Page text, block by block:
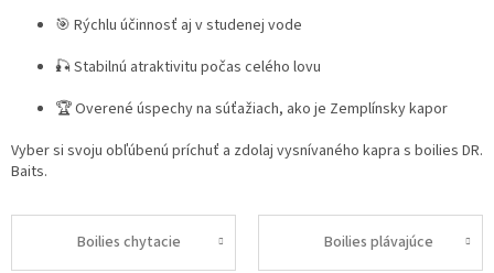
🎯 Rýchlu účinnosť aj v studenej vode
🎣 Stabilnú atraktivitu počas celého lovu
🏆 Overené úspechy na súťažiach, ako je Zemplínsky kapor
Vyber si svoju obľúbenú príchuť a zdolaj vysnívaného kapra s boilies DR.
Baits.
Boilies chytacie Boilies plávajúce